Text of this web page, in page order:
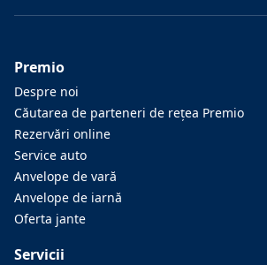
Premio
Despre noi
Căutarea de parteneri de reţea Premio
Rezervări online
Service auto
Anvelope de vară
Anvelope de iarnă
Oferta jante
Servicii